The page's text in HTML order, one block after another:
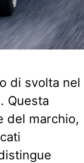
di svolta nel
Questa
del marchio,